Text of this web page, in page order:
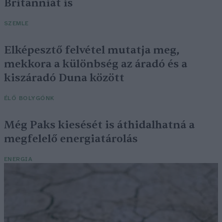
Britanniát is
SZEMLE
Elképesztő felvétel mutatja meg,
mekkora a különbség az áradó és a
kiszáradó Duna között
ÉLŐ BOLYGÓNK
Még Paks kiesését is áthidalhatná a
megfelelő energiatárolás
ENERGIA